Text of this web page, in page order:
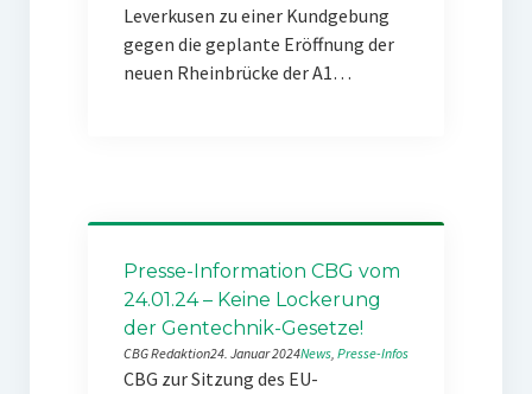
Leverkusen zu einer Kundgebung
gegen die geplante Eröffnung der
neuen Rheinbrücke der A1…
Presse-Information CBG vom
24.01.24 – Keine Lockerung
der Gentechnik-Gesetze!
CBG Redaktion24. Januar 2024News, Presse-Infos
CBG zur Sitzung des EU-